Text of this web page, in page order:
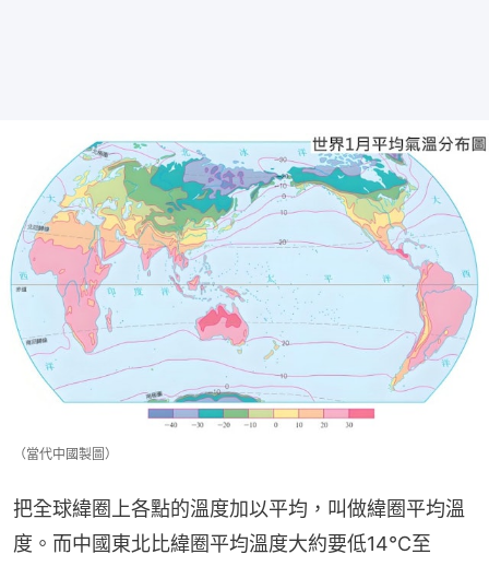
（當代中國製圖）
把全球緯圈上各點的溫度加以平均，叫做緯圈平均溫
度。而中國東北比緯圈平均溫度大約要低14℃至